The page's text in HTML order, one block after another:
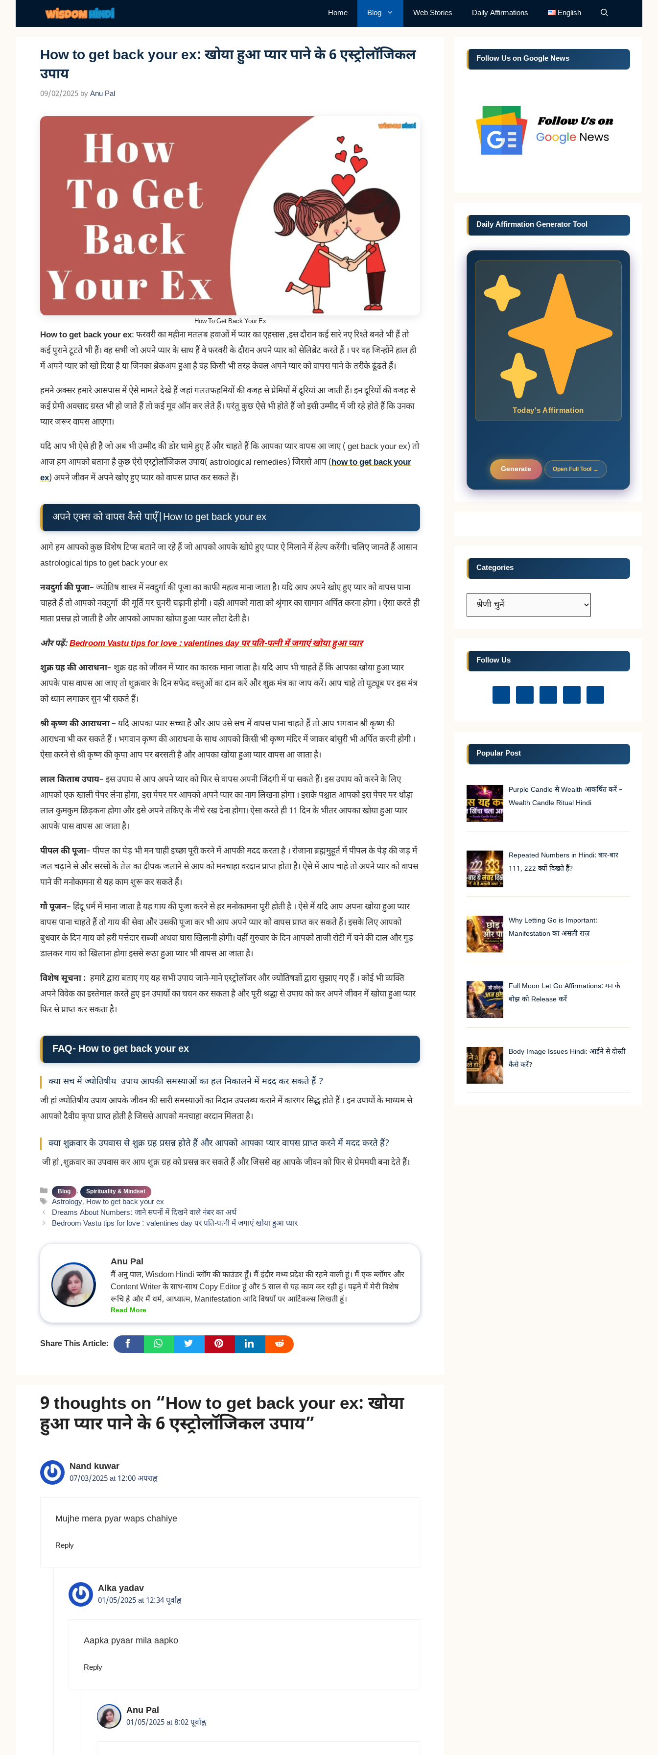
Home Blog Web Stories Daily Affirmations English
How to get back your ex: खोया हुआ प्यार पाने के 6 एस्ट्रोलॉजिकल
उपाय
09/02/2025 by Anu Pal
How To Get Back Your Ex
How to get back your ex: फरवरी का महीना मतलब हवाओं में प्यार का एहसास ,इस दौरान कई सारे नए रिश्ते बनते भी हैं तो
कई पुराने टूटते भी हैं। वह सभी जो अपने प्यार के साथ हैं वे फरवरी के दौरान अपने प्यार को सेलिब्रेट करते हैं । पर वह जिन्होंने हाल ही
में अपने प्यार को खो दिया है या जिनका ब्रेकअप हुआ है वह किसी भी तरह केवल अपने प्यार को वापस पाने के तरीके ढूंढते हैं।
हमने अक्सर हमारे आसपास में ऐसे मामले देखे हैं जहां गलतफहमियों की वजह से प्रेमियों में दूरियां आ जाती हैं। इन दूरियों की वजह से
कई प्रेमी अवसाद ग्रस्त भी हो जाते हैं तो कई मूव ऑन कर लेते हैं। परंतु कुछ ऐसे भी होते हैं जो इसी उम्मीद में जी रहे होते हैं कि उनका
प्यार जरूर वापस आएगा।
यदि आप भी ऐसे ही है जो अब भी उम्मीद की डोर थामे हुए हैं और चाहते हैं कि आपका प्यार वापस आ जाए ( get back your ex) तो
आज हम आपको बताना है कुछ ऐसे एस्ट्रोलॉजिकल उपाय( astrological remedies) जिससे आप (how to get back your
ex) अपने जीवन में अपने खोए हुए प्यार को वापस प्राप्त कर सकते हैं।
अपने एक्स को वापस कैसे पाएँ|How to get back your ex
आगे हम आपको कुछ विशेष टिप्स बताने जा रहे हैं जो आपको आपके खोये हुए प्यार ऐ मिलाने में हेल्प करेंगी। चलिए जानते हैं आसान
astrological tips to get back your ex
नवदुर्गा की पूजा– ज्योतिष शास्त्र में नवदुर्गा की पूजा का काफी महत्व माना जाता है। यदि आप अपने खोए हुए प्यार को वापस पाना
चाहते हैं तो आपको नवदुर्गा की मूर्ति पर चुनरी चढ़ानी होगी । वही आपको माता को श्रृंगार का सामान अर्पित करना होगा । ऐसा करते ही
माता प्रसन्न हो जाती है और आपको आपका खोया हुआ प्यार लौटा देती है।
और पढ़ें:Bedroom Vastu tips for love : valentines day पर पति-पत्नी में जगाएं खोया हुआ प्यार
शुक्र ग्रह की आराधना– शुक्र ग्रह को जीवन में प्यार का कारक माना जाता है। यदि आप भी चाहते हैं कि आपका खोया हुआ प्यार
आपके पास वापस आ जाए तो शुक्रवार के दिन सफेद वस्तुओं का दान करें और शुक्र मंत्र का जाप करें। आप चाहे तो यूट्यूब पर इस मंत्र
को ध्यान लगाकर सुन भी सकते हैं।
श्री कृष्ण की आराधना– यदि आपका प्यार सच्चा है और आप उसे सच में वापस पाना चाहते हैं तो आप भगवान श्री कृष्ण की
आराधना भी कर सकते हैं । भगवान कृष्ण की आराधना के साथ आपको किसी भी कृष्ण मंदिर में जाकर बांसुरी भी अर्पित करनी होगी ।
ऐसा करने से श्री कृष्ण की कृपा आप पर बरसती है और आपका खोया हुआ प्यार वापस आ जाता है।
लाल किताब उपाय– इस उपाय से आप अपने प्यार को फिर से वापस अपनी जिंदगी में पा सकते हैं। इस उपाय को करने के लिए
आपको एक खाली पेपर लेना होगा, इस पेपर पर आपको अपने प्यार का नाम लिखना होगा । इसके पश्चात आपको इस पेपर पर थोड़ा
लाल कुमकुम छिड़कना होगा और इसे अपने तकिए के नीचे रख देना होगा। ऐसा करते ही 11 दिन के भीतर आपका खोया हुआ प्यार
आपके पास वापस आ जाता है।
पीपल की पूजा– पीपल का पेड़ भी मन चाही इच्छा पूरी करने में आपकी मदद करता है । रोजाना ब्रह्ममुहूर्त में पीपल के पेड़ की जड़ में
जल चढ़ाने से और सरसों के तेल का दीपक जलाने से आप को मनचाहा वरदान प्राप्त होता है। ऐसे में आप चाहे तो अपने प्यार को वापस
पाने की मनोकामना से यह काम शुरू कर सकते हैं।
गौ पूजन– हिंदू धर्म में माना जाता है यह गाय की पूजा करने से हर मनोकामना पूरी होती है । ऐसे में यदि आप अपना खोया हुआ प्यार
वापस पाना चाहते हैं तो गाय की सेवा और उसकी पूजा कर भी आप अपने प्यार को वापस प्राप्त कर सकते हैं। इसके लिए आपको
बुधवार के दिन गाय को हरी पत्तेदार सब्जी अथवा घास खिलानी होगी। वहीं गुरुवार के दिन आपको ताजी रोटी में चने की दाल और गुड़
डालकर गाय को खिलाना होगा इससे रूठा हुआ प्यार भी वापस आ जाता है।
विशेष सूचना : हमारे द्वारा बताए गए यह सभी उपाय जाने-माने एस्ट्रोलॉजर और ज्योतिषज्ञों द्वारा सुझाए गए हैं । कोई भी व्यक्ति
अपने विवेक का इस्तेमाल करते हुए इन उपायों का चयन कर सकता है और पूरी श्रद्धा से उपाय को कर अपने जीवन में खोया हुआ प्यार
फिर से प्राप्त कर सकता है।
FAQ- How to get back your ex
क्या सच में ज्योतिषीय उपाय आपकी समस्याओं का हल निकालने में मदद कर सकते हैं ?
जी हां ज्योतिषीय उपाय आपके जीवन की सारी समस्याओं का निदान उपलब्ध कराने में कारगर सिद्ध होते हैं । इन उपायों के माध्यम से
आपको दैवीय कृपा प्राप्त होती है जिससे आपको मनचाहा वरदान मिलता है।
क्या शुक्रवार के उपवास से शुक्र ग्रह प्रसन्न होते हैं और आपको आपका प्यार वापस प्राप्त करने में मदद करते हैं?
जी हां ,शुक्रवार का उपवास कर आप शुक्र ग्रह को प्रसन्न कर सकते हैं और जिससे वह आपके जीवन को फिर से प्रेममयी बना देते हैं।
Categories
Blog , Spirituality & Mindset
Tags
Astrology, How to get back your ex
Dreams About Numbers: जाने सपनों में दिखने वाले नंबर का अर्थ
Bedroom Vastu tips for love : valentines day पर पति-पत्नी में जगाएं खोया हुआ प्यार
Anu Pal
मैं अनु पाल, Wisdom Hindi ब्लॉग की फाउंडर हूँ। मैं इंदौर मध्य प्रदेश की रहने वाली हूं। मैं एक ब्लॉगर और
Content Writer के साथ-साथ Copy Editor हूं और 5 साल से यह काम कर रही हूं। पढ़ने में मेरी विशेष
रूचि है और मैं धर्म, आध्यात्म, Manifestation आदि विषयों पर आर्टिकल्स लिखती हूं।
Read More
Share This Article:
9 thoughts on “How to get back your ex: खोया
हुआ प्यार पाने के 6 एस्ट्रोलॉजिकल उपाय”
Nand kuwar
07/03/2025 at 12:00 अपराह्न
Mujhe mera pyar waps chahiye
Reply
Alka yadav
01/05/2025 at 12:34 पूर्वाह्न
Aapka pyaar mila aapko
Reply
Anu Pal
01/05/2025 at 8:02 पूर्वाह्न
Follow Us on Google News
Daily Affirmation Generator Tool
Today's Affirmation
Generate Open Full Tool →
Categories
Categories
Follow Us
Popular Post
Purple Candle से Wealth आकर्षित करें –
Wealth Candle Ritual Hindi
Repeated Numbers in Hindi: बार-बार
111, 222 क्यों दिखते हैं?
Why Letting Go is Important:
Manifestation का असली राज़
Full Moon Let Go Affirmations: मन के
बोझ को Release करें
Body Image Issues Hindi: आईने से दोस्ती
कैसे करें?